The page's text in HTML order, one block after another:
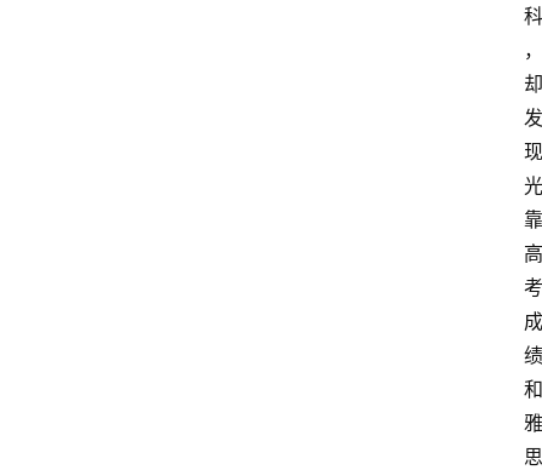
科
，
却
发
现
光
靠
高
考
成
绩
和
雅
思